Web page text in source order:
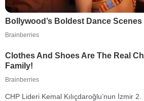
CHP Lideri Kemal Kılıçdaroğlu’nun İzmir